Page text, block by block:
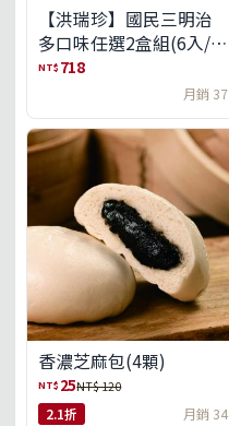
【洪瑞珍】國民三明治
多口味任選2盒組(6入/
盒)(免運)
NT$ 718
月銷 37
香濃芝麻包(4顆)
NT$ 25NT$ 120
2.1折 月銷 34